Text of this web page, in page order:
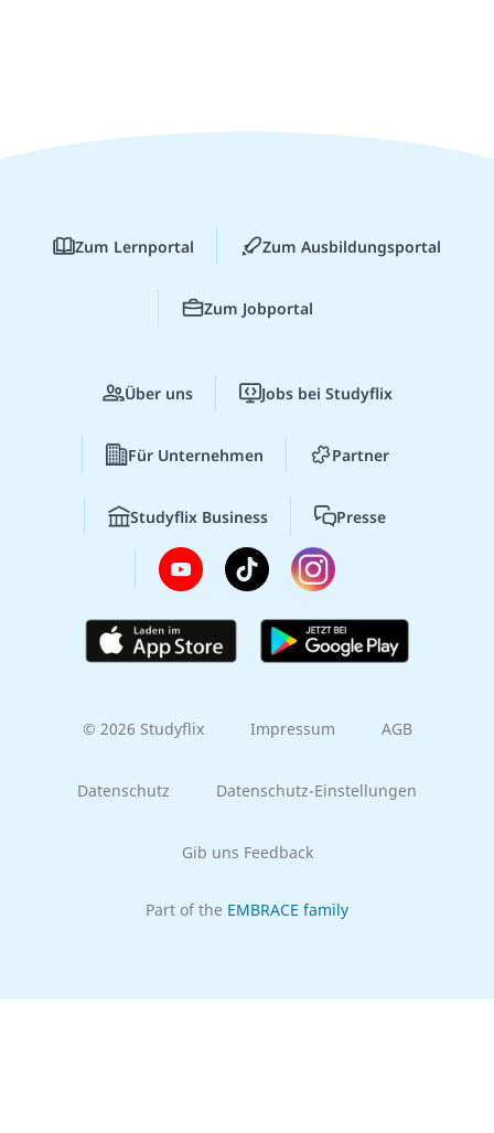
Zum Lernportal Zum Ausbildungsportal
Zum Jobportal
Über uns Jobs bei Studyflix
Für Unternehmen Partner
Studyflix Business Presse
© 2026 Studyflix Impressum AGB
Datenschutz Datenschutz-Einstellungen
Gib uns Feedback
Part of the EMBRACE family